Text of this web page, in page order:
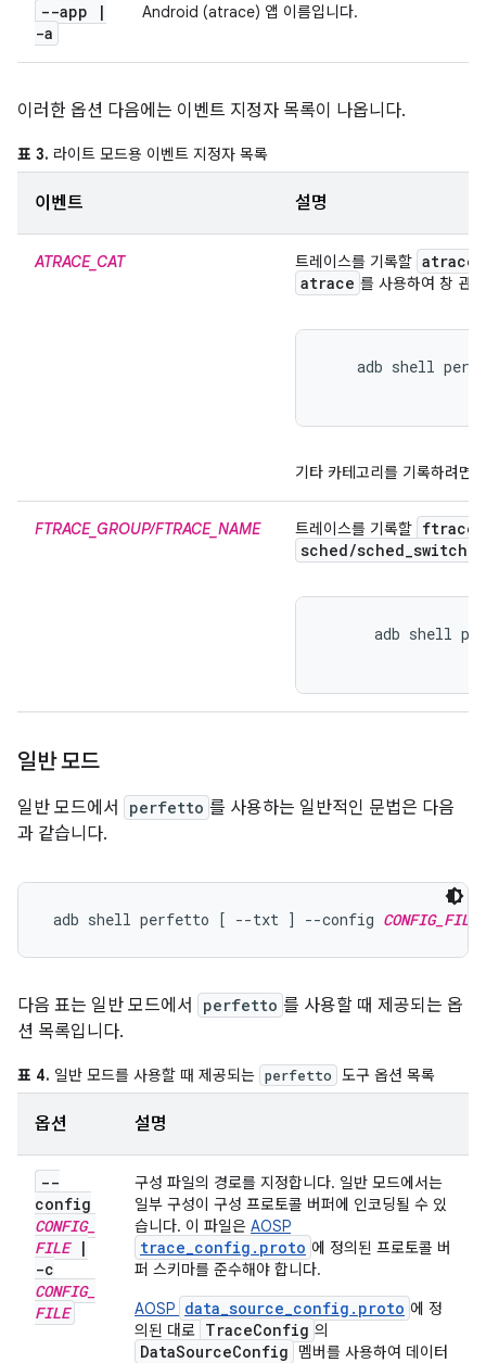
--app
|
-a
Android (atrace) 앱 이름입니다.
이러한 옵션 다음에는 이벤트 지정자 목록이 나옵니다.
표 3. 라이트 모드용 이벤트 지정자 목록
이벤트 설명
ATRACE_CAT 트레이스를 기록할 atrace
atrace 를 사용하여 창 관
adb shell
기타 카테고리를 기록하려면
FTRACE_GROUP/FTRACE_NAME 트레이스를 기록할 ftrace
sched/sched_switch
adb shell
일반 모드
일반 모드에서 perfetto 를 사용하는 일반적인 문법은 다음
과 같습니다.
adb shell perfetto [ --txt ] --config CONFIG_FILE
다음 표는 일반 모드에서 perfetto 를 사용할 때 제공되는 옵
션 목록입니다.
표 4. 일반 모드를 사용할 때 제공되는 perfetto 도구 옵션 목록
옵션 설명
--
config
CONFIG_
FILE
|
-c
CONFIG_
FILE
구성 파일의 경로를 지정합니다. 일반 모드에서는
일부 구성이 구성 프로토콜 버퍼에 인코딩될 수 있
습니다. 이 파일은 AOSP
trace_config.proto 에 정의된 프로토콜 버
퍼 스키마를 준수해야 합니다.
AOSP data_source_config.proto 에 정
의된 대로 TraceConfig 의
DataSourceConfig
멤버를 사용하여 데이터